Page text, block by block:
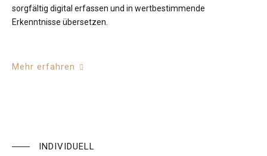
sorgfältig digital erfassen und in wertbestimmende
Erkenntnisse übersetzen.
Mehr erfahren
INDIVIDUELL